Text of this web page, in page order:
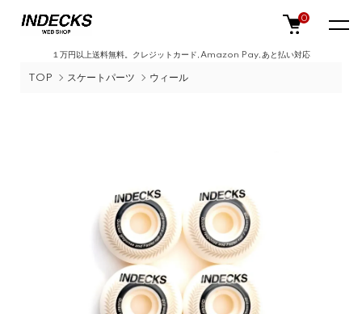
１万円以上送料無料。クレジットカード,Amazon Pay,あと払い対応
0
TOP スケートパーツ ウィール